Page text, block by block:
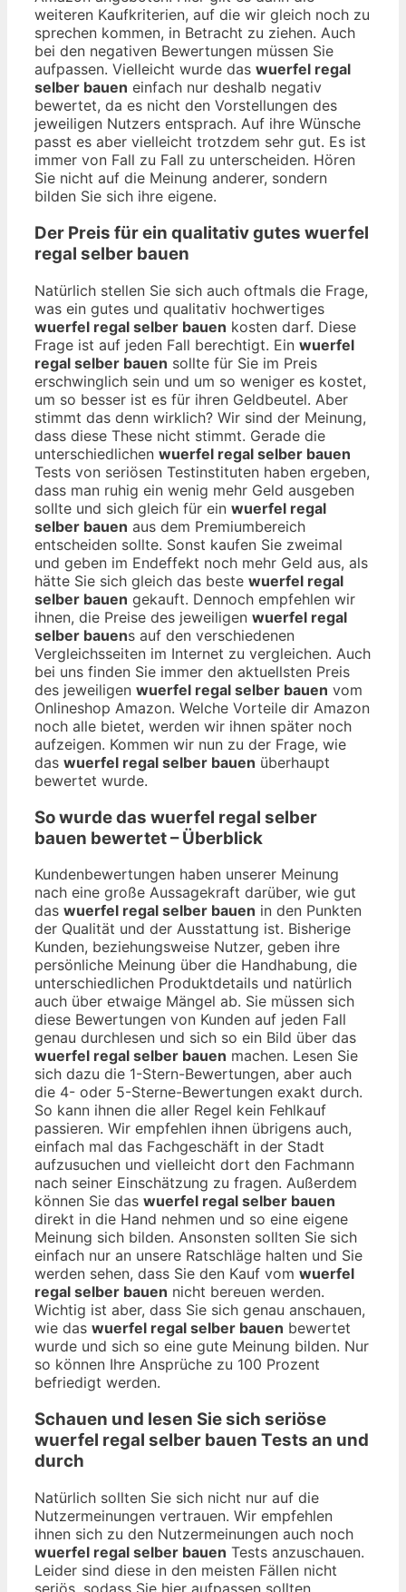
weiteren Kaufkriterien, auf die wir gleich noch zu
sprechen kommen, in Betracht zu ziehen. Auch
bei den negativen Bewertungen müssen Sie
aufpassen. Vielleicht wurde das wuerfel regal
selber bauen einfach nur deshalb negativ
bewertet, da es nicht den Vorstellungen des
jeweiligen Nutzers entsprach. Auf ihre Wünsche
passt es aber vielleicht trotzdem sehr gut. Es ist
immer von Fall zu Fall zu unterscheiden. Hören
Sie nicht auf die Meinung anderer, sondern
bilden Sie sich ihre eigene.
Der Preis für ein qualitativ gutes wuerfel
regal selber bauen
Natürlich stellen Sie sich auch oftmals die Frage,
was ein gutes und qualitativ hochwertiges
wuerfel regal selber bauen kosten darf. Diese
Frage ist auf jeden Fall berechtigt. Ein wuerfel
regal selber bauen sollte für Sie im Preis
erschwinglich sein und um so weniger es kostet,
um so besser ist es für ihren Geldbeutel. Aber
stimmt das denn wirklich? Wir sind der Meinung,
dass diese These nicht stimmt. Gerade die
unterschiedlichen wuerfel regal selber bauen
Tests von seriösen Testinstituten haben ergeben,
dass man ruhig ein wenig mehr Geld ausgeben
sollte und sich gleich für ein wuerfel regal
selber bauen aus dem Premiumbereich
entscheiden sollte. Sonst kaufen Sie zweimal
und geben im Endeffekt noch mehr Geld aus, als
hätte Sie sich gleich das beste wuerfel regal
selber bauen gekauft. Dennoch empfehlen wir
ihnen, die Preise des jeweiligen wuerfel regal
selber bauens auf den verschiedenen
Vergleichsseiten im Internet zu vergleichen. Auch
bei uns finden Sie immer den aktuellsten Preis
des jeweiligen wuerfel regal selber bauen vom
Onlineshop Amazon. Welche Vorteile dir Amazon
noch alle bietet, werden wir ihnen später noch
aufzeigen. Kommen wir nun zu der Frage, wie
das wuerfel regal selber bauen überhaupt
bewertet wurde.
So wurde das wuerfel regal selber
bauen bewertet – Überblick
Kundenbewertungen haben unserer Meinung
nach eine große Aussagekraft darüber, wie gut
das wuerfel regal selber bauen in den Punkten
der Qualität und der Ausstattung ist. Bisherige
Kunden, beziehungsweise Nutzer, geben ihre
persönliche Meinung über die Handhabung, die
unterschiedlichen Produktdetails und natürlich
auch über etwaige Mängel ab. Sie müssen sich
diese Bewertungen von Kunden auf jeden Fall
genau durchlesen und sich so ein Bild über das
wuerfel regal selber bauen machen. Lesen Sie
sich dazu die 1-Stern-Bewertungen, aber auch
die 4- oder 5-Sterne-Bewertungen exakt durch.
So kann ihnen die aller Regel kein Fehlkauf
passieren. Wir empfehlen ihnen übrigens auch,
einfach mal das Fachgeschäft in der Stadt
aufzusuchen und vielleicht dort den Fachmann
nach seiner Einschätzung zu fragen. Außerdem
können Sie das wuerfel regal selber bauen
direkt in die Hand nehmen und so eine eigene
Meinung sich bilden. Ansonsten sollten Sie sich
einfach nur an unsere Ratschläge halten und Sie
werden sehen, dass Sie den Kauf vom wuerfel
regal selber bauen nicht bereuen werden.
Wichtig ist aber, dass Sie sich genau anschauen,
wie das wuerfel regal selber bauen bewertet
wurde und sich so eine gute Meinung bilden. Nur
so können Ihre Ansprüche zu 100 Prozent
befriedigt werden.
Schauen und lesen Sie sich seriöse
wuerfel regal selber bauen Tests an und
durch
Natürlich sollten Sie sich nicht nur auf die
Nutzermeinungen vertrauen. Wir empfehlen
ihnen sich zu den Nutzermeinungen auch noch
wuerfel regal selber bauen Tests anzuschauen.
Leider sind diese in den meisten Fällen nicht
seriös, sodass Sie hier aufpassen sollten.